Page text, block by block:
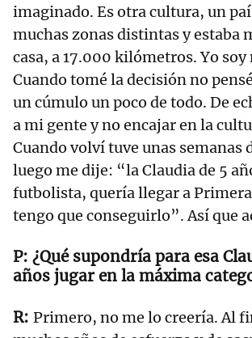
imaginado. Es otra cultura, un
muchas zonas distintas y estaba
casa, a 17.000 kilómetros. Yo soy
Cuando tomé la decisión no
un cúmulo un poco de todo. De
a mi gente y no encajar en la
Cuando volví tuve unas semanas
luego me dije: “la Claudia de 5
futbolista, quería llegar a
tengo que conseguirlo”. Así que
¿Qué supondría para esa
años jugar en la máxima
Primero, no me lo creería. Al